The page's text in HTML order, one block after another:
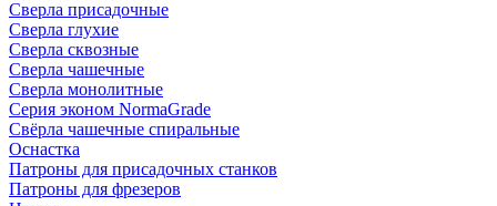
Сверла присадочные
Сверла глухие
Сверла сквозные
Сверла чашечные
Сверла монолитные
Серия эконом NormaGrade
Свёрла чашечные спиральные
Оснастка
Патроны для присадочных станков
Патроны для фрезеров